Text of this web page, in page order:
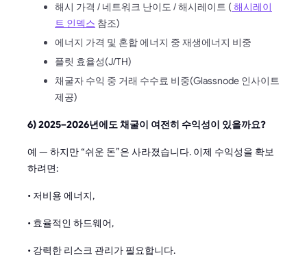
해시 가격 / 네트워크 난이도 / 해시레이트 ( 해시레이
트 인덱스 참조)
에너지 가격 및 혼합 에너지 중 재생에너지 비중
플릿 효율성(J/TH)
채굴자 수익 중 거래 수수료 비중(Glassnode 인사이트
제공)
6) 2025–2026년에도 채굴이 여전히 수익성이 있을까요?
예 — 하지만 “쉬운 돈”은 사라졌습니다. 이제 수익성을 확보
하려면:
• 저비용 에너지,
• 효율적인 하드웨어,
• 강력한 리스크 관리가 필요합니다.